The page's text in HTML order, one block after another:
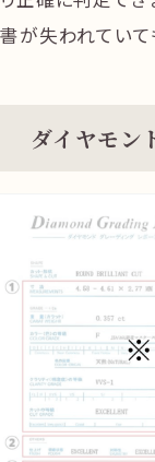
書が失われていて
ダイヤモン